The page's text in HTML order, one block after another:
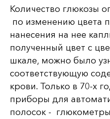
Количество глюкозы
по изменению цвета
нанесения на нее
полученный цвет с
шкале, можно было
соответствующую
крови. Только в 70-х
приборы для
полосок -